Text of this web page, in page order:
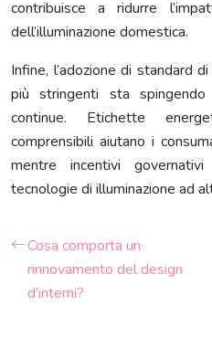
contribuisce a ridurre
dell’illuminazione domestica.
Infine, l’adozione di standard
più stringenti sta spingendo
continue. Etichette
comprensibili aiutano i
mentre incentivi
tecnologie di illuminazione ad
Cosa comporta un
rinnovamento del design
d’interni?